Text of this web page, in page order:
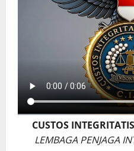
CUSTOS
LEMBAGA PENJAGA